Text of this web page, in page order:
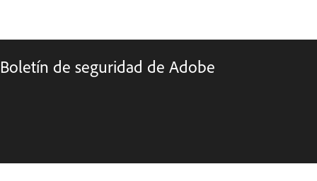
Boletín de seguridad de Adobe